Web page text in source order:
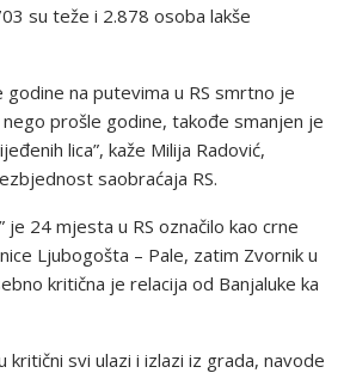
su teže i 2.878 osoba lakše
na putevima u RS smrtno je
prošle godine, takođe smanjen je
lica”, kaže Milija Radović,
saobraćaja RS.
je 24 mjesta u RS označilo kao crne
Ljubogošta – Pale, zatim Zvornik u
kritična je relacija od Banjaluke ka
kritični svi ulazi i izlazi iz grada, navode